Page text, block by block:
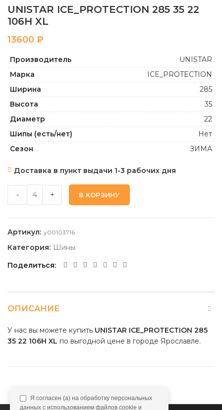
UNISTAR ICE_PROTECTION 285 35 22
106H XL
₽
Производитель
UNISTAR
Марка
ICE_PROTECTION
Ширина
285
Высота
35
Диаметр
22
Шипы (есть/нет)
Нет
Сезон
ЗИМА
Доставка в пункт выдачи 1-3 рабочих дня
UNISTAR ICE_PROTECTION 285 35 22 106H XL quantity
- + В КОРЗИНУ
Артикул: y00103716
Категория: Шины
Поделиться
ОПИСАНИЕ
У нас вы можете купить UNISTAR ICE_PROTECTION 285
35 22 106H XL по выгодной цене в городе Ярославле.
Я согласен (а) на обработку персональных
данных с использованием файлов cookie и